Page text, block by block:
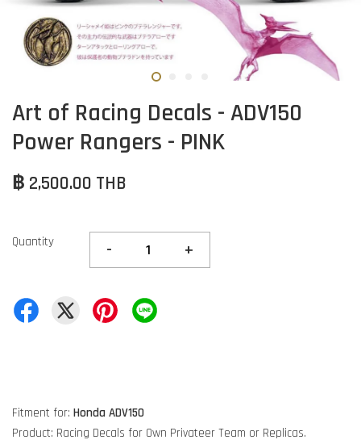
Art of Racing Decals - ADV150
Power Rangers - PINK
฿ 2,500.00 THB
Quantity - +
Fitment for: Honda ADV150
Product: Racing Decals for Own Privateer Team or Replicas.